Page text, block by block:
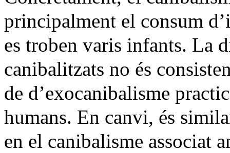
principalment el consum
es troben varis infants. La
canibalitzats no és
de d’exocanibalisme
humans. En canvi, és
en el canibalisme associat